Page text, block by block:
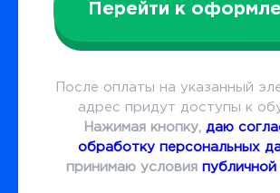
Перейти к
После оплаты на указанный
адрес придут доступы к
Нажимая кнопку, даю
обработку персональных
принимаю условия